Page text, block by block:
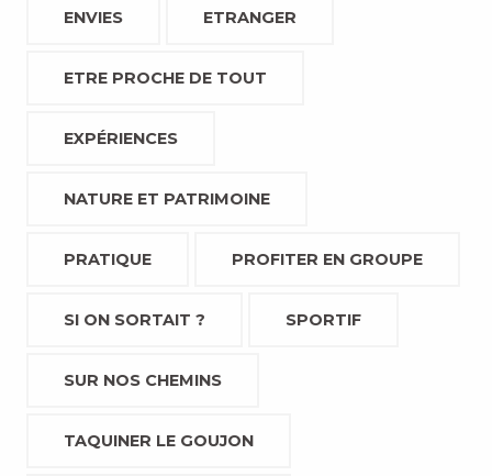
ENVIES ETRANGER
ETRE PROCHE DE TOUT
EXPÉRIENCES
NATURE ET PATRIMOINE
PRATIQUE PROFITER EN GROUPE
SI ON SORTAIT ? SPORTIF
SUR NOS CHEMINS
TAQUINER LE GOUJON